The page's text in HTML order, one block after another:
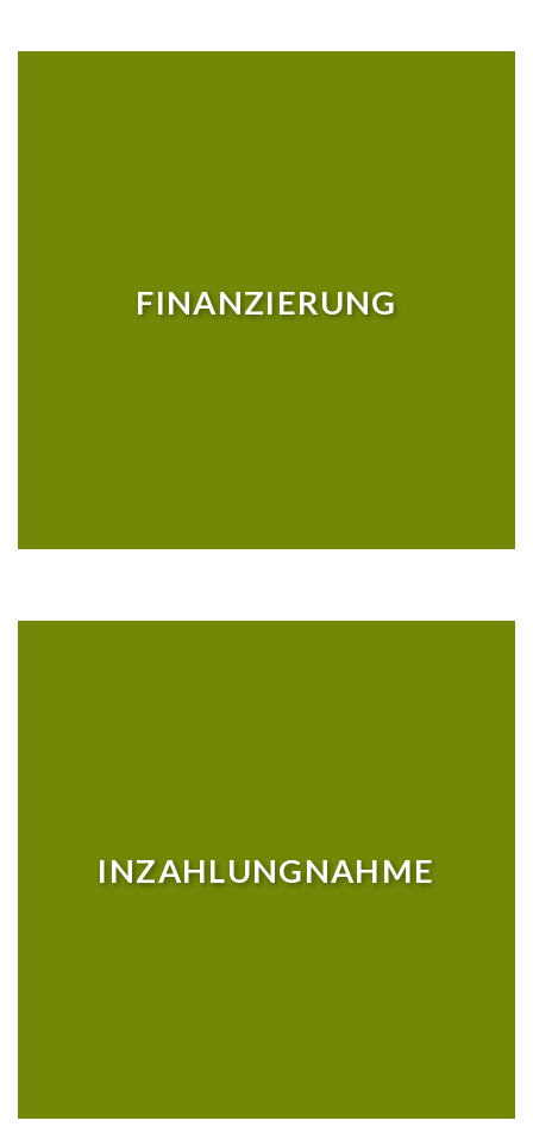
FINANZIERUNG
INZAHLUNGNAHME